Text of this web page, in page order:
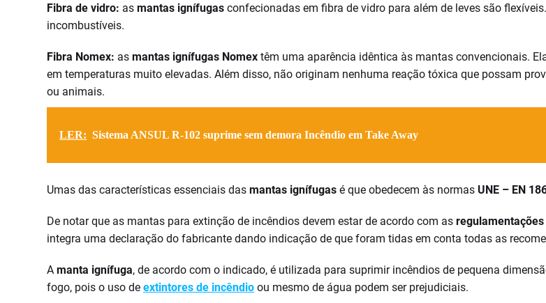
Fibra de vidro: asmantas ignífugas confecionadas em fibra de vidro para além de leves são
incombustíveis.
Fibra Nomex: asmantas ignífugas Nomextêm uma aparência idêntica às mantas convencionais.
em temperaturas muito elevadas. Além disso, não originam nenhuma reação tóxica que possam
ou animais.
LER: Sistema ANSUL R-102 suprime sem demora Incêndio em Take Away
Umas das características essenciais dasmantas ignífugas é que obedecem às normas UNE – EN
De notar que as mantas para extinção de incêndios devem estar de acordo com asregulamentações
integra uma declaração do fabricante dando indicação de que foram tidas em conta todas as
Amanta ignífuga, de acordo com o indicado, é utilizada para suprimir incêndios de pequena
fogo, pois o uso deextintores de incêndio ou mesmo de água podem ser prejudiciais.